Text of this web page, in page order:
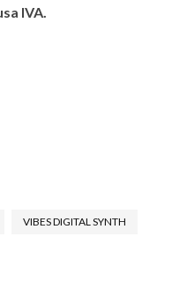
IVA.
VIBES DIGITAL SYNTH